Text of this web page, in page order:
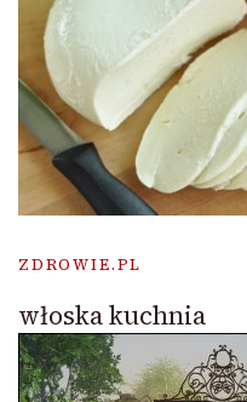
ZDROWIE.PL
włoska kuchnia